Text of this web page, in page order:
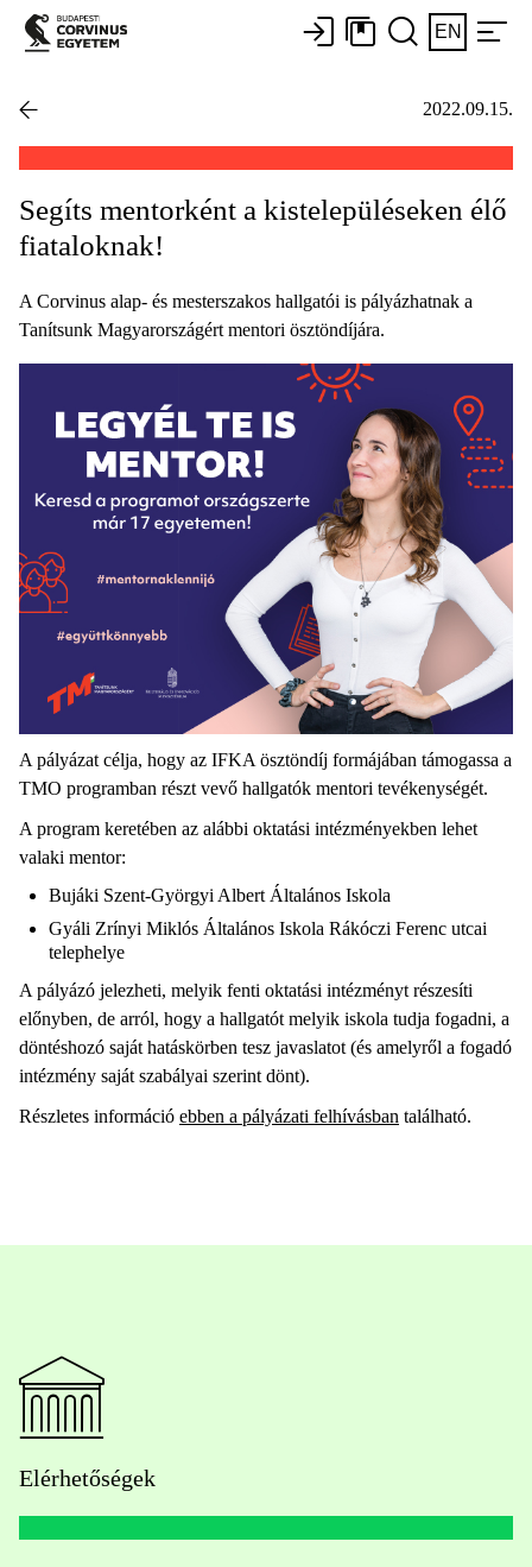
EN
2022.09.15.
Segíts mentorként a kistelepüléseken élő
fiataloknak!
A Corvinus alap- és mesterszakos hallgatói is pályázhatnak a
Tanítsunk Magyarországért mentori ösztöndíjára.
A pályázat célja, hogy az IFKA ösztöndíj formájában támogassa a
TMO programban részt vevő hallgatók mentori tevékenységét.
A program keretében az alábbi oktatási intézményekben lehet
valaki mentor:
Bujáki Szent-Györgyi Albert Általános Iskola
Gyáli Zrínyi Miklós Általános Iskola Rákóczi Ferenc utcai
telephelye
A pályázó jelezheti, melyik fenti oktatási intézményt részesíti
előnyben, de arról, hogy a hallgatót melyik iskola tudja fogadni, a
döntéshozó saját hatáskörben tesz javaslatot (és amelyről a fogadó
intézmény saját szabályai szerint dönt).
Részletes információ ebben a pályázati felhívásban található.
Elérhetőségek